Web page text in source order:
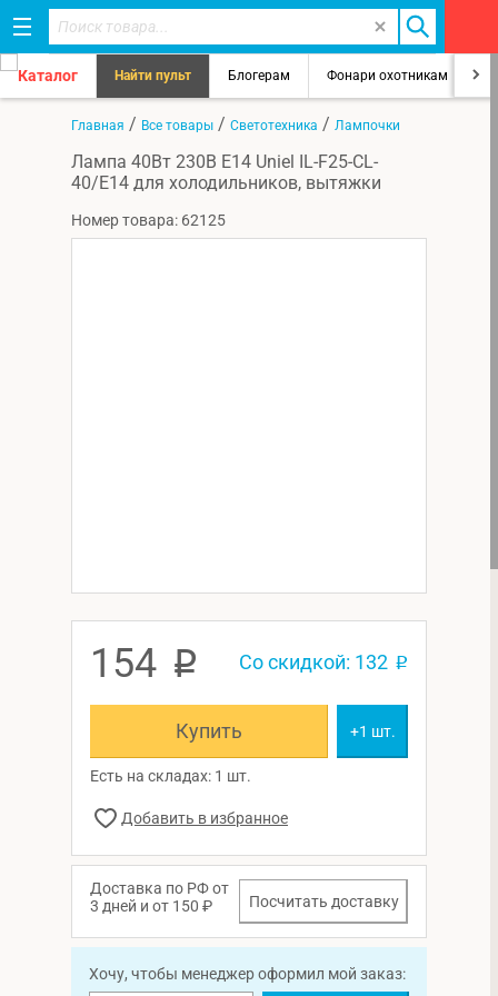
Каталог Найти пульт Блогерам Фонари охотникам
Главная / Все товары / Светотехника / Лампочки
Лампа 40Вт 230В E14 Uniel IL-F25-CL-
40/E14 для холодильников, вытяжки
Номер товара: 62125
154 p Со скидкой: 132 p
Купить +1 шт.
Есть на складах: 1 шт.
Доставка по РФ от
3 дней и от 150 ₽
Посчитать доставку
Хочу, чтобы менеджер оформил мой заказ: